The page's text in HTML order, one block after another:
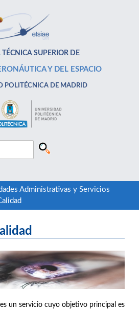
TÉCNICA SUPERIOR DE
Y DEL ESPACIO
POLITÉCNICA DE MADRID
Administrativas y Servicios
un servicio cuyo objetivo principal es